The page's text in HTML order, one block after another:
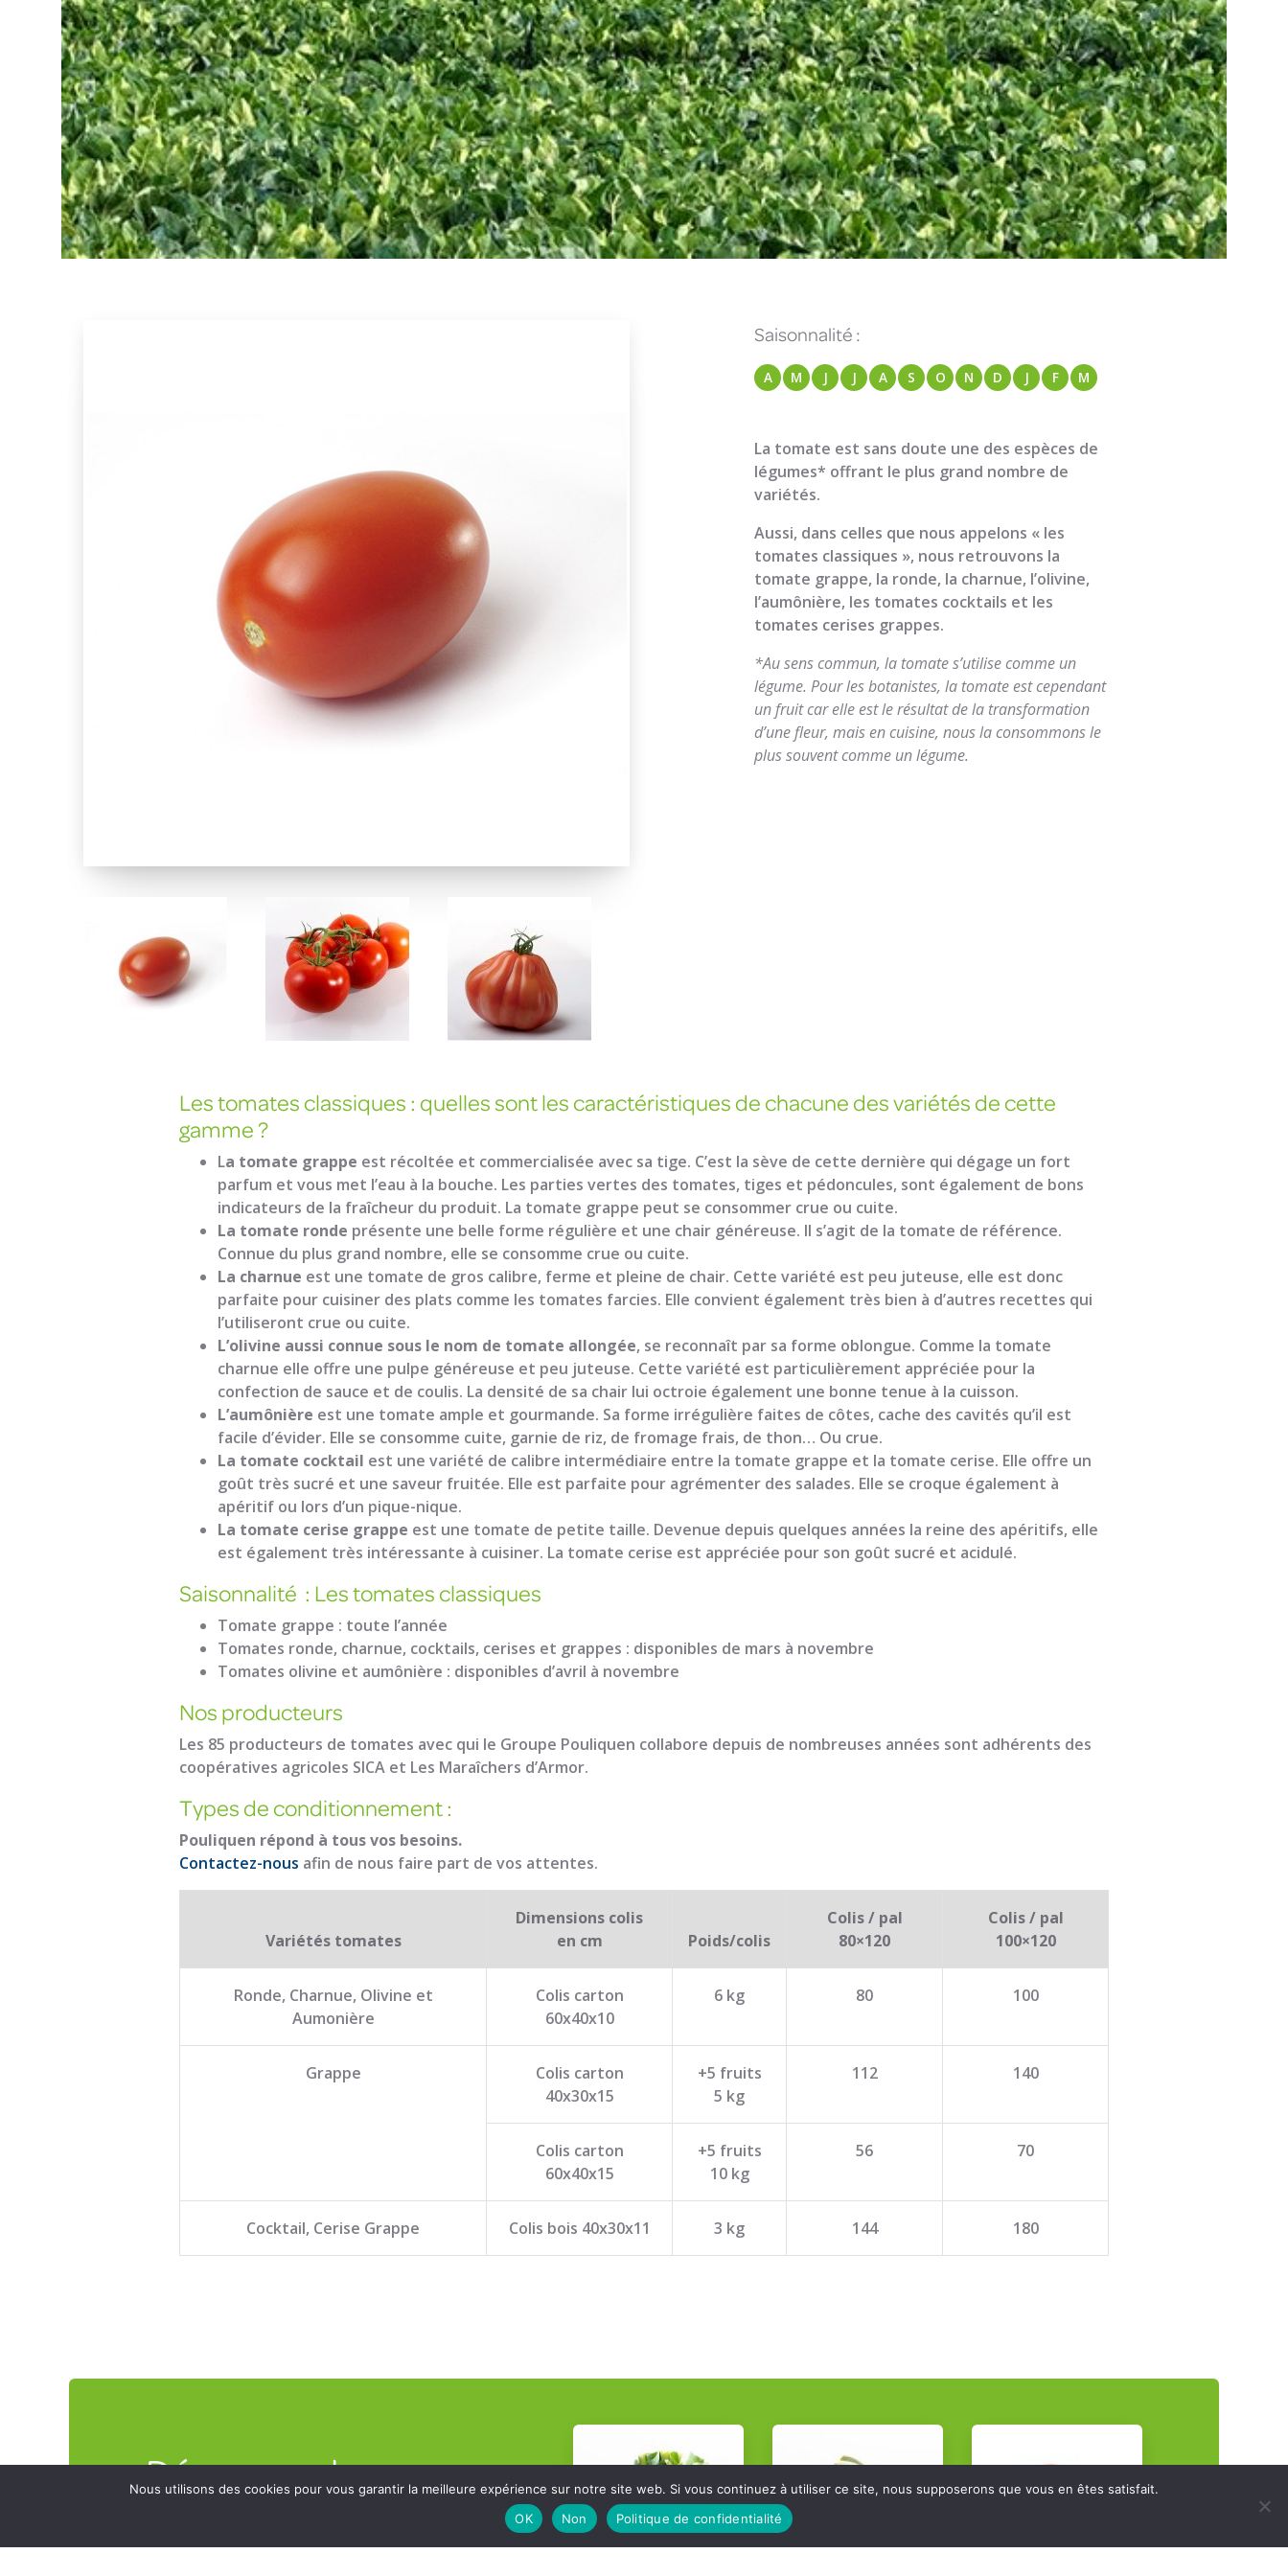
Saisonnalité :
A M J J A S O N D J F M
La tomate est sans doute une des espèces de
légumes* offrant le plus grand nombre de
variétés.
Aussi, dans celles que nous appelons « les
tomates classiques », nous retrouvons la
tomate grappe, la ronde, la charnue, l’olivine,
l’aumônière, les tomates cocktails et les
tomates cerises grappes.
*Au sens commun, la tomate s’utilise comme un
légume. Pour les botanistes, la tomate est cependant
un fruit car elle est le résultat de la transformation
d’une fleur, mais en cuisine, nous la consommons le
plus souvent comme un légume.
Les tomates classiques : quelles sont les caractéristiques de chacune des variétés de cette
gamme ?
La tomate grappe est récoltée et commercialisée avec sa tige. C’est la sève de cette dernière qui dégage un fort
parfum et vous met l’eau à la bouche. Les parties vertes des tomates, tiges et pédoncules, sont également de bons
indicateurs de la fraîcheur du produit. La tomate grappe peut se consommer crue ou cuite.
La tomate ronde présente une belle forme régulière et une chair généreuse. Il s’agit de la tomate de référence.
Connue du plus grand nombre, elle se consomme crue ou cuite.
La charnue est une tomate de gros calibre, ferme et pleine de chair. Cette variété est peu juteuse, elle est donc
parfaite pour cuisiner des plats comme les tomates farcies. Elle convient également très bien à d’autres recettes qui
l’utiliseront crue ou cuite.
L’olivine aussi connue sous le nom de tomate allongée, se reconnaît par sa forme oblongue. Comme la tomate
charnue elle offre une pulpe généreuse et peu juteuse. Cette variété est particulièrement appréciée pour la
confection de sauce et de coulis. La densité de sa chair lui octroie également une bonne tenue à la cuisson.
L’aumônière est une tomate ample et gourmande. Sa forme irrégulière faites de côtes, cache des cavités qu’il est
facile d’évider. Elle se consomme cuite, garnie de riz, de fromage frais, de thon… Ou crue.
La tomate cocktail est une variété de calibre intermédiaire entre la tomate grappe et la tomate cerise. Elle offre un
goût très sucré et une saveur fruitée. Elle est parfaite pour agrémenter des salades. Elle se croque également à
apéritif ou lors d’un pique-nique.
La tomate cerise grappe est une tomate de petite taille. Devenue depuis quelques années la reine des apéritifs, elle
est également très intéressante à cuisiner. La tomate cerise est appréciée pour son goût sucré et acidulé.
Saisonnalité : Les tomates classiques
Tomate grappe : toute l’année
Tomates ronde, charnue, cocktails, cerises et grappes : disponibles de mars à novembre
Tomates olivine et aumônière : disponibles d’avril à novembre
Nos producteurs
Les 85 producteurs de tomates avec qui le Groupe Pouliquen collabore depuis de nombreuses années sont adhérents des
coopératives agricoles SICA et Les Maraîchers d’Armor.
Types de conditionnement :
Pouliquen répond à tous vos besoins.
Contactez-nous afin de nous faire part de vos attentes.
Variétés tomates
Dimensions colis
en cm
Poids/colis
Colis / pal
80×120
Colis / pal
100×120
Ronde, Charnue, Olivine et
Aumonière
Colis carton
60x40x10
6 kg 80 100
Grappe
Colis carton
40x30x15
+5 fruits
5 kg
112 140
Colis carton
60x40x15
+5 fruits
10 kg
56 70
Cocktail, Cerise Grappe Colis bois 40x30x11 3 kg 144 180
Découvrez les
disponibles à la
Nous utilisons des cookies pour vous garantir la meilleure expérience sur notre site web. Si vous continuez à utiliser ce site, nous supposerons que vous en êtes satisfait.
OK
Non Politique de confidentialité